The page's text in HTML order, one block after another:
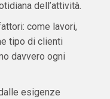
dell’attività.
come lavori,
tipo di clienti
davvero ogni
esigenze